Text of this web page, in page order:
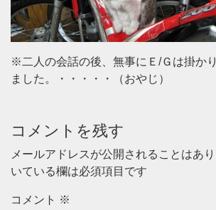
※二人の会話の後、無事にＥ/Ｇは掛か
ました。・・・・・（おやじ）
コメントを残す
メールアドレスが公開されることはあり
いている欄は必須項目です
コメント ※